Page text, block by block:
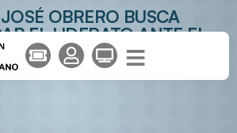
OBRERO BUSCA
EL LIDERATO ANTE EL
LAVADORES